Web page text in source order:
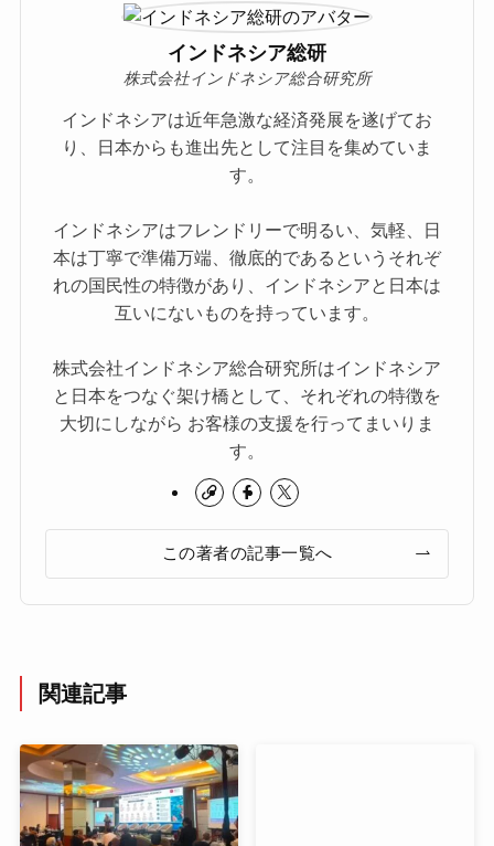
インドネシア総研
株式会社インドネシア総合研究所
インドネシアは近年急激な経済発展を遂げてお
り、日本からも進出先として注目を集めていま
す。
インドネシアはフレンドリーで明るい、気軽、日
本は丁寧で準備万端、徹底的であるというそれぞ
れの国民性の特徴があり、インドネシアと日本は
互いにないものを持っています。
株式会社インドネシア総合研究所はインドネシア
と日本をつなぐ架け橋として、それぞれの特徴を
大切にしながら お客様の支援を行ってまいりま
す。
この著者の記事一覧へ
関連記事